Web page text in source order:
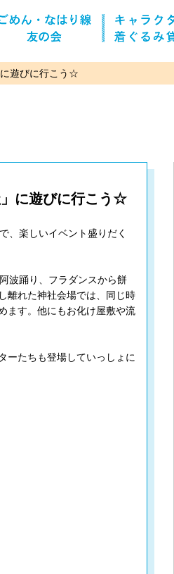
遊びに行こう☆
に遊びに行こう☆
、楽しいイベント盛りだく
波踊り、フラダンスから餅
離れた神社会場では、同じ時
ます。他にもお化け屋敷や流
ーたちも登場していっしょに